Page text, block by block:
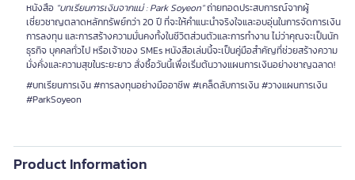
หนังสือ "บทเรียนการเงินจากแม่ : Park Soyeon"ถ่ายทอดประสบการณ์จากผู้
เชี่ยวชาญตลาดหลักทรัพย์กว่า 20 ปี ที่จะให้คำแนะนำจริงใจและอบอุ่นในการจัดการเงิน
การลงทุน และการสร้างความมั่นคงทั้งในชีวิตส่วนตัวและการทำงาน ไม่ว่าคุณจะเป็นนัก
ธุรกิจ บุคคลทั่วไป หรือเจ้าของ SMEs หนังสือเล่มนี้จะเป็นคู่มือสำคัญที่ช่วยสร้างความ
มั่งคั่งและความสุขในระยะยาว สั่งซื้อวันนี้เพื่อเริ่มต้นวางแผนการเงินอย่างชาญฉลาด!
#บทเรียนการเงิน #การลงทุนอย่างมืออาชีพ #เคล็ดลับการเงิน #วางแผนการเงิน
#ParkSoyeon
Product Information